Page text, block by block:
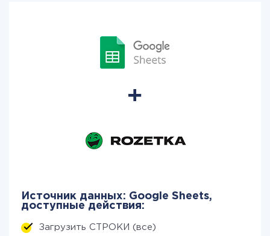
Источник данных: Google Sheets,
доступные действия:
Загрузить СТРОКИ (все)